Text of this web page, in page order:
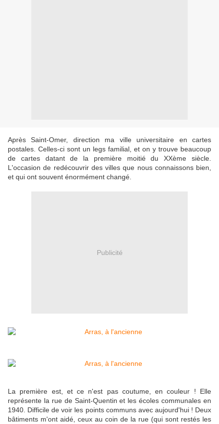
Après Saint-Omer, direction ma ville universitaire en cartes
postales. Celles-ci sont un legs familial, et on y trouve beaucoup
de cartes datant de la première moitié du XXème siècle.
L'occasion de redécouvrir des villes que nous connaissons bien,
et qui ont souvent énormément changé.
Publicité
La première est, et ce n'est pas coutume, en couleur ! Elle
représente la rue de Saint-Quentin et les écoles communales en
1940. Difficile de voir les points communs avec aujourd'hui ! Deux
bâtiments m'ont aidé, ceux au coin de la rue (qui sont restés les